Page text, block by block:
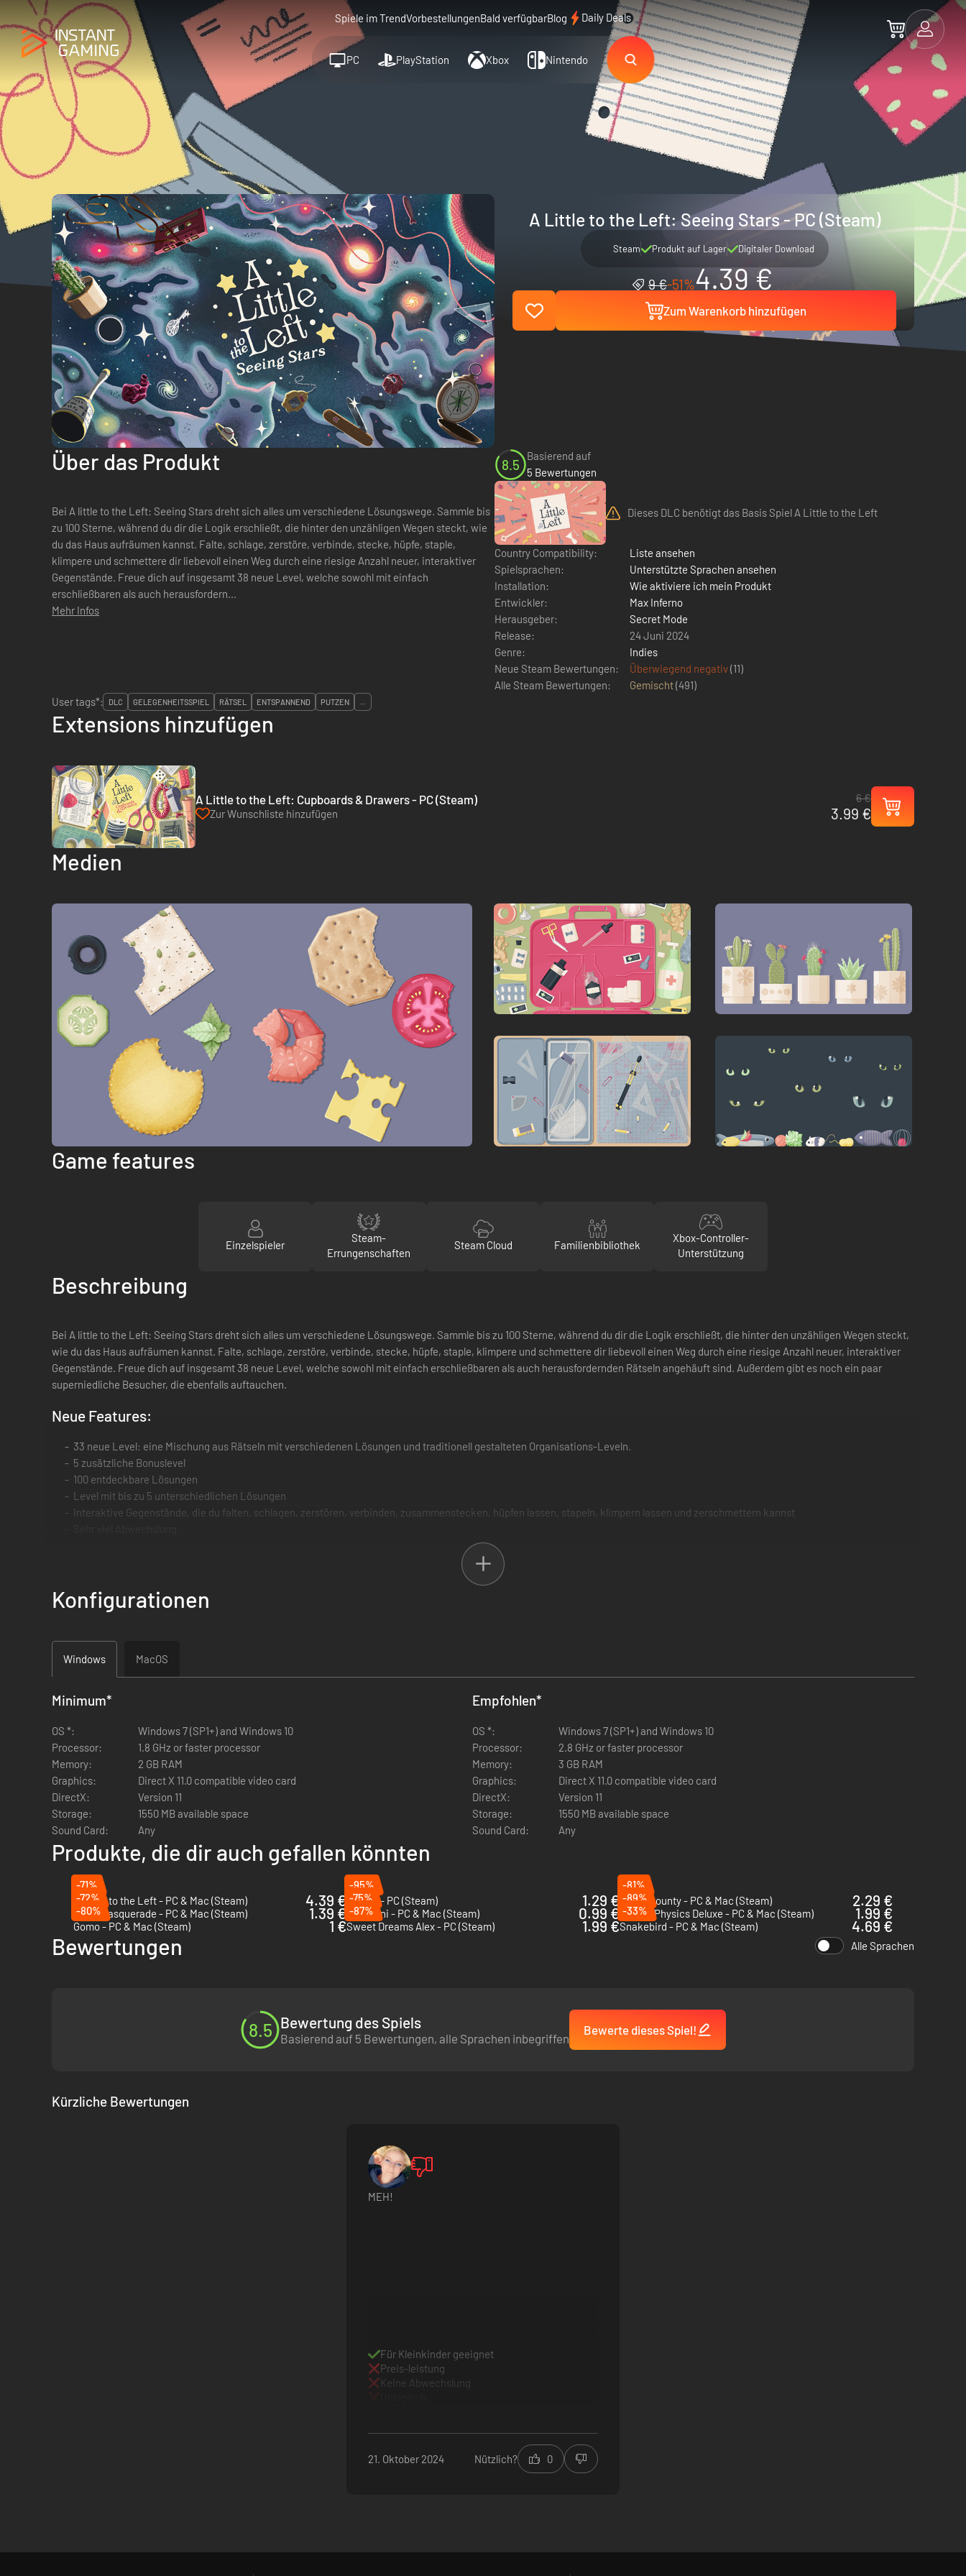
Spiele im TrendVorbestellungenBald verfügbarBlog Daily Deals
PC PlayStation Xbox Nintendo
A Little to the Left: Seeing Stars - PC (Steam)
Steam Produkt auf Lager Digitaler Download
9 €-51%4.39 €
Zum Warenkorb hinzufügen
Über das Produkt
Bei A little to the Left: Seeing Stars dreht sich alles um verschiedene Lösungswege. Sammle bis
zu 100 Sterne, während du dir die Logik erschließt, die hinter den unzähligen Wegen steckt, wie
du das Haus aufräumen kannst. Falte, schlage, zerstöre, verbinde, stecke, hüpfe, staple,
klimpere und schmettere dir liebevoll einen Weg durch eine riesige Anzahl neuer, interaktiver
Gegenstände. Freue dich auf insgesamt 38 neue Level, welche sowohl mit einfach
erschließbaren als auch herausfordern...
Mehr Infos
8.5
Basierend auf
5 Bewertungen
Dieses DLC benötigt das Basis Spiel A Little to the Left
Country Compatibility:
Liste ansehen
Spielsprachen:
Unterstützte Sprachen ansehen
Installation:
Wie aktiviere ich mein Produkt
Entwickler:
Max Inferno
Herausgeber:
Secret Mode
Release:
24 Juni 2024
Genre:
Indies
Neue Steam Bewertungen:
Überwiegend negativ(11)
Alle Steam Bewertungen:
Gemischt(491)
User tags*:
DLC GELEGENHEITSSPIEL RÄTSEL ENTSPANNEND PUTZEN ...
Extensions hinzufügen
A Little to the Left: Cupboards & Drawers - PC (Steam)
Zur Wunschliste hinzufügen
6 €
3.99 €
Medien
Game features
Einzelspieler
Steam-
Errungenschaften
Steam Cloud Familienbibliothek
Xbox-Controller-
Unterstützung
Beschreibung
Bei A little to the Left: Seeing Stars dreht sich alles um verschiedene Lösungswege. Sammle bis zu 100 Sterne, während du dir die Logik erschließt, die hinter den unzähligen Wegen steckt,
wie du das Haus aufräumen kannst. Falte, schlage, zerstöre, verbinde, stecke, hüpfe, staple, klimpere und schmettere dir liebevoll einen Weg durch eine riesige Anzahl neuer, interaktiver
Gegenstände. Freue dich auf insgesamt 38 neue Level, welche sowohl mit einfach erschließbaren als auch herausfordernden Rätseln angehäuft sind. Außerdem gibt es noch ein paar
superniedliche Besucher, die ebenfalls auftauchen.
Neue Features:
33 neue Level: eine Mischung aus Rätseln mit verschiedenen Lösungen und traditionell gestalteten Organisations-Leveln.
5 zusätzliche Bonuslevel
100 entdeckbare Lösungen
Level mit bis zu 5 unterschiedlichen Lösungen
Interaktive Gegenstände, die du falten, schlagen, zerstören, verbinden, zusammenstecken, hüpfen lassen, stapeln, klimpern lassen und zerschmettern kannst
Viele Katzen!
Konfigurationen
Windows MacOS
Minimum*
OS *:
Windows 7 (SP1+) and Windows 10
Processor:
1.8 GHz or faster processor
Memory:
2 GB RAM
Graphics:
Direct X 11.0 compatible video card
DirectX:
Version 11
Storage:
1550 MB available space
Sound Card:
Any
Empfohlen*
OS *:
Windows 7 (SP1+) and Windows 10
Processor:
2.8 GHz or faster processor
Memory:
3 GB RAM
Graphics:
Direct X 11.0 compatible video card
DirectX:
Version 11
Storage:
1550 MB available space
Sound Card:
Any
Produkte, die dir auch gefallen könnten
-71%
A Little to the Left - PC & Mac (Steam)
4.39 €
-95%
KeyWe - PC (Steam)
1.29 €
-81%
Donut County - PC & Mac (Steam)
2.29 €
-72%
Glass Masquerade - PC & Mac (Steam)
1.39 €
-75%
TaniNani - PC & Mac (Steam)
0.99 €
-89%
Crayon Physics Deluxe - PC & Mac (Steam)
1.99 €
-80%
Gomo - PC & Mac (Steam)
1 €
-87%
Sweet Dreams Alex - PC (Steam)
1.99 €
-33%
Snakebird - PC & Mac (Steam)
4.69 €
Bewertungen Alle Sprachen
8.5 Bewertung des Spiels
Basierend auf 5 Bewertungen, alle Sprachen inbegriffen
Bewerte dieses Spiel!
Kürzliche Bewertungen
MEH!
Für Kleinkinder geeignet
Preis-leistung
Keine Abwechslung
21. Oktober 2024 Nützlich? 0